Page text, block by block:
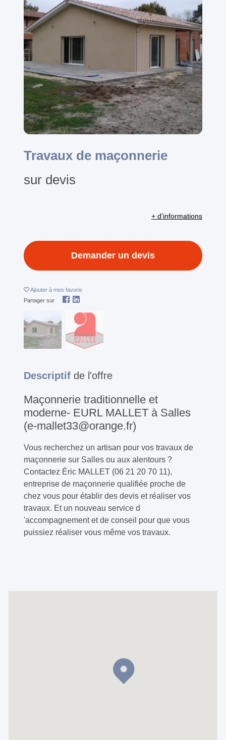
Travaux de maçonnerie
sur devis
+ d'informations
Demander un devis
Ajouter à mes favoris
Partager sur
Descriptif de l'offre
Maçonnerie traditionnelle et
moderne- EURL MALLET à Salles
(e-mallet33@orange.fr)
Vous recherchez un artisan pour vos travaux de
maçonnerie sur Salles ou aux alentours ?
Contactez Éric MALLET (06 21 20 70 11),
entreprise de maçonnerie qualifiée proche de
chez vous pour établir des devis et réaliser vos
travaux. Et un nouveau service d
'accompagnement et de conseil pour que vous
puissiez réaliser vous même vos travaux.